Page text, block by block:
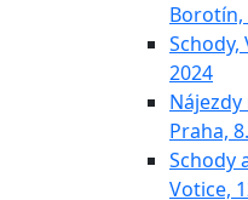
Borotín,
Schody,
2024
Praha,
Schody
Votice,